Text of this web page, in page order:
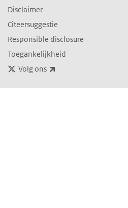
Disclaimer
Citeersuggestie
Responsible disclosure
Toegankelijkheid
Volg ons